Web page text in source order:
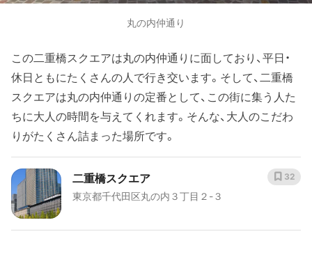
丸の内仲通り
この二重橋スクエアは丸の内仲通りに面しており、平日・
休日ともにたくさんの人で行き交います。そして、二重橋
スクエアは丸の内仲通りの定番として、この街に集う人た
ちに大人の時間を与えてくれます。そんな、大人のこだわ
りがたくさん詰まった場所です。
二重橋スクエア
東京都千代田区丸の内３丁目２-３
32